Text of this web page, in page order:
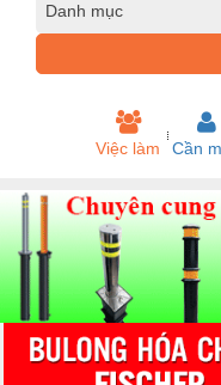
Danh mục
Việc làm Cần